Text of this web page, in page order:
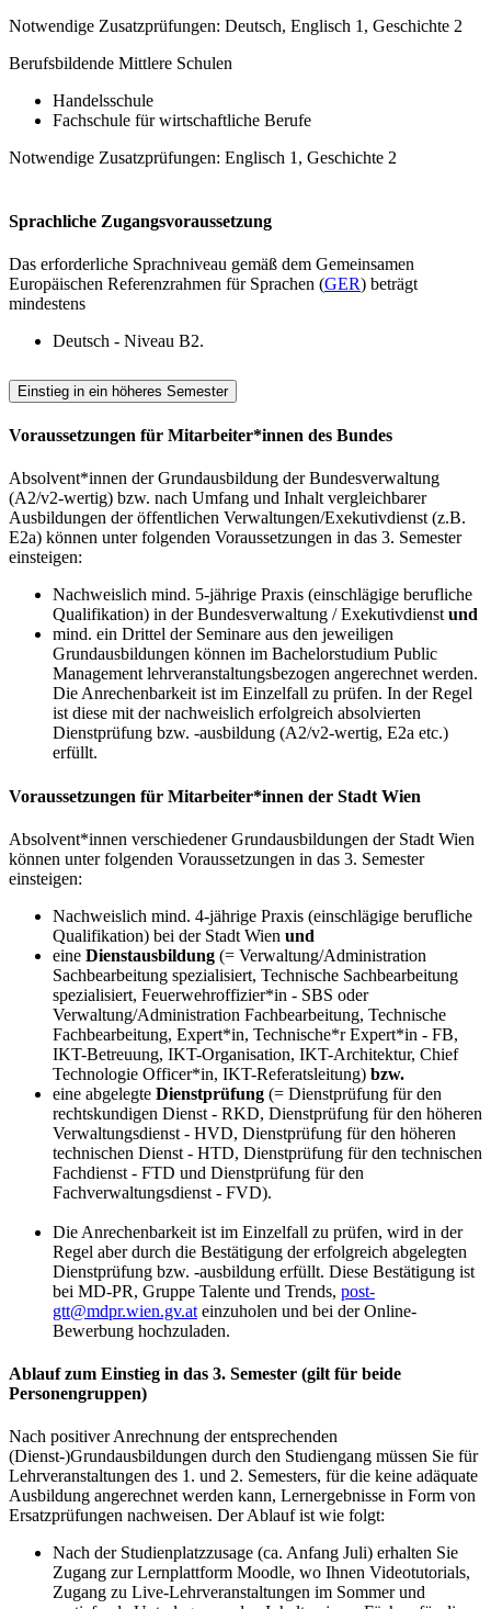
Notwendige Zusatzprüfungen: Deutsch, Englisch 1, Geschichte 2
Berufsbildende Mittlere Schulen
Handelsschule
Fachschule für wirtschaftliche Berufe
Notwendige Zusatzprüfungen: Englisch 1, Geschichte 2
Sprachliche Zugangsvoraussetzung
Das erforderliche Sprachniveau gemäß dem Gemeinsamen
Europäischen Referenzrahmen für Sprachen (GER) beträgt
mindestens
Deutsch - Niveau B2.
Einstieg in ein höheres Semester
Voraussetzungen für Mitarbeiter*innen des Bundes
Absolvent*innen der Grundausbildung der Bundesverwaltung
(A2/v2-wertig) bzw. nach Umfang und Inhalt vergleichbarer
Ausbildungen der öffentlichen Verwaltungen/Exekutivdienst (z.B.
E2a) können unter folgenden Voraussetzungen in das 3. Semester
einsteigen:
Nachweislich mind. 5-jährige Praxis (einschlägige berufliche
Qualifikation) in der Bundesverwaltung / Exekutivdienst und
mind. ein Drittel der Seminare aus den jeweiligen
Grundausbildungen können im Bachelorstudium Public
Management lehrveranstaltungsbezogen angerechnet werden.
Die Anrechenbarkeit ist im Einzelfall zu prüfen. In der Regel
ist diese mit der nachweislich erfolgreich absolvierten
Dienstprüfung bzw. -ausbildung (A2/v2-wertig, E2a etc.)
erfüllt.
Voraussetzungen für Mitarbeiter*innen der Stadt Wien
Absolvent*innen verschiedener Grundausbildungen der Stadt Wien
können unter folgenden Voraussetzungen in das 3. Semester
einsteigen:
Nachweislich mind. 4-jährige Praxis (einschlägige berufliche
Qualifikation) bei der Stadt Wien und
eine Dienstausbildung (= Verwaltung/Administration
Sachbearbeitung spezialisiert, Technische Sachbearbeitung
spezialisiert, Feuerwehroffizier*in - SBS oder
Verwaltung/Administration Fachbearbeitung, Technische
Fachbearbeitung, Expert*in, Technische*r Expert*in - FB,
IKT-Betreuung, IKT-Organisation, IKT-Architektur, Chief
Technologie Officer*in, IKT-Referatsleitung) bzw.
eine abgelegte Dienstprüfung (= Dienstprüfung für den
rechtskundigen Dienst - RKD, Dienstprüfung für den höheren
Verwaltungsdienst - HVD, Dienstprüfung für den höheren
technischen Dienst - HTD, Dienstprüfung für den technischen
Fachdienst - FTD und Dienstprüfung für den
Fachverwaltungsdienst - FVD).
Die Anrechenbarkeit ist im Einzelfall zu prüfen, wird in der
Regel aber durch die Bestätigung der erfolgreich abgelegten
Dienstprüfung bzw. -ausbildung erfüllt. Diese Bestätigung ist
bei MD-PR, Gruppe Talente und Trends, post-
gtt@mdpr.wien.gv.at einzuholen und bei der Online-
Bewerbung hochzuladen.
Ablauf zum Einstieg in das 3. Semester (gilt für beide
Personengruppen)
Nach positiver Anrechnung der entsprechenden
(Dienst-)Grundausbildungen durch den Studiengang müssen Sie für
Lehrveranstaltungen des 1. und 2. Semesters, für die keine adäquate
Ausbildung angerechnet werden kann, Lernergebnisse in Form von
Ersatzprüfungen nachweisen. Der Ablauf ist wie folgt:
Nach der Studienplatzzusage (ca. Anfang Juli) erhalten Sie
Zugang zur Lernplattform Moodle, wo Ihnen Videotutorials,
Zugang zu Live-Lehrveranstaltungen im Sommer und